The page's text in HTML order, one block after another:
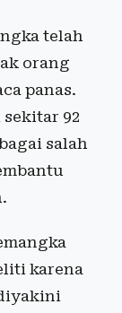
telah
orang
panas.
92
salah
karena